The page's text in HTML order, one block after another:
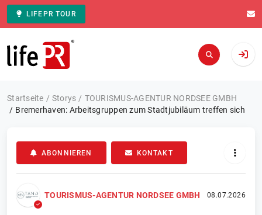
LIFEPR TOUR
Zur Startseite
Startseite Storys
TOURISMUS-AGENTUR NORDSEE GMBH
Bremerhaven: Arbeitsgruppen zum Stadtjubiläum treffen sich
ABONNIEREN KONTAKT
TOURISMUS-AGENTUR NORDSEE GMBH 08.07.2026